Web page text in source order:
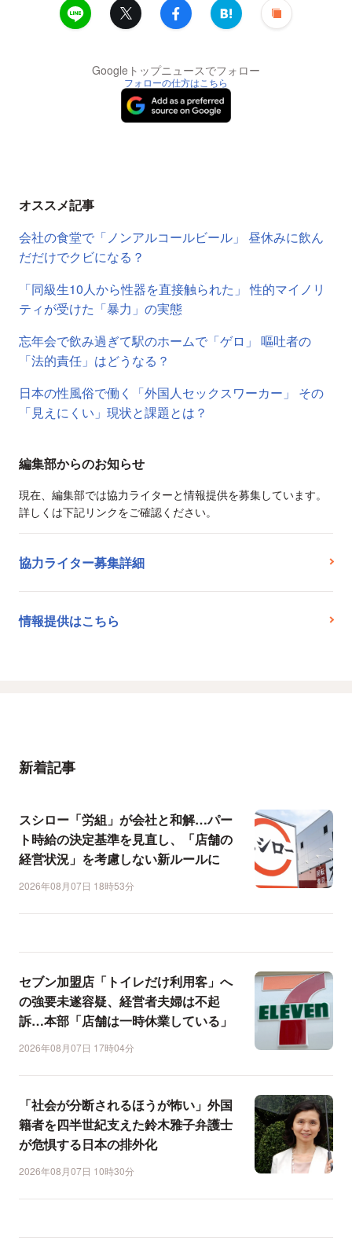
Googleトップニュースでフォロー
フォローの仕方はこちら
オススメ記事
会社の食堂で「ノンアルコールビール」 昼休みに飲ん
だだけでクビになる？
「同級生10人から性器を直接触られた」 性的マイノリ
ティが受けた「暴力」の実態
忘年会で飲み過ぎて駅のホームで「ゲロ」 嘔吐者の
「法的責任」はどうなる？
日本の性風俗で働く「外国人セックスワーカー」 その
「見えにくい」現状と課題とは？
編集部からのお知らせ
現在、編集部では協力ライターと情報提供を募集しています。
詳しくは下記リンクをご確認ください。
協力ライター募集詳細
情報提供はこちら
新着記事
スシロー「労組」が会社と和解…パー
ト時給の決定基準を見直し、「店舗の
経営状況」を考慮しない新ルールに
2026年08月07日 18時53分
セブン加盟店「トイレだけ利用客」へ
の強要未遂容疑、経営者夫婦は不起
訴…本部「店舗は一時休業している」
2026年08月07日 17時04分
「社会が分断されるほうが怖い」外国
籍者を四半世紀支えた鈴木雅子弁護士
が危惧する日本の排外化
2026年08月07日 10時30分